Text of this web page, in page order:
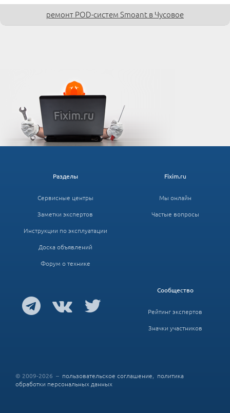
ремонт POD-систем Smoant в Чусовое
Fixim.ru
Мы онлайн
Частые вопросы
Разделы
Сервисные центры
Заметки экспертов
Инструкции по эксплуатации
Доска объявлений
Форум о технике
Сообщество
Рейтинг экспертов
Значки участников
© 2009-2026 – пользовательское соглашение, политика
обработки персональных данных